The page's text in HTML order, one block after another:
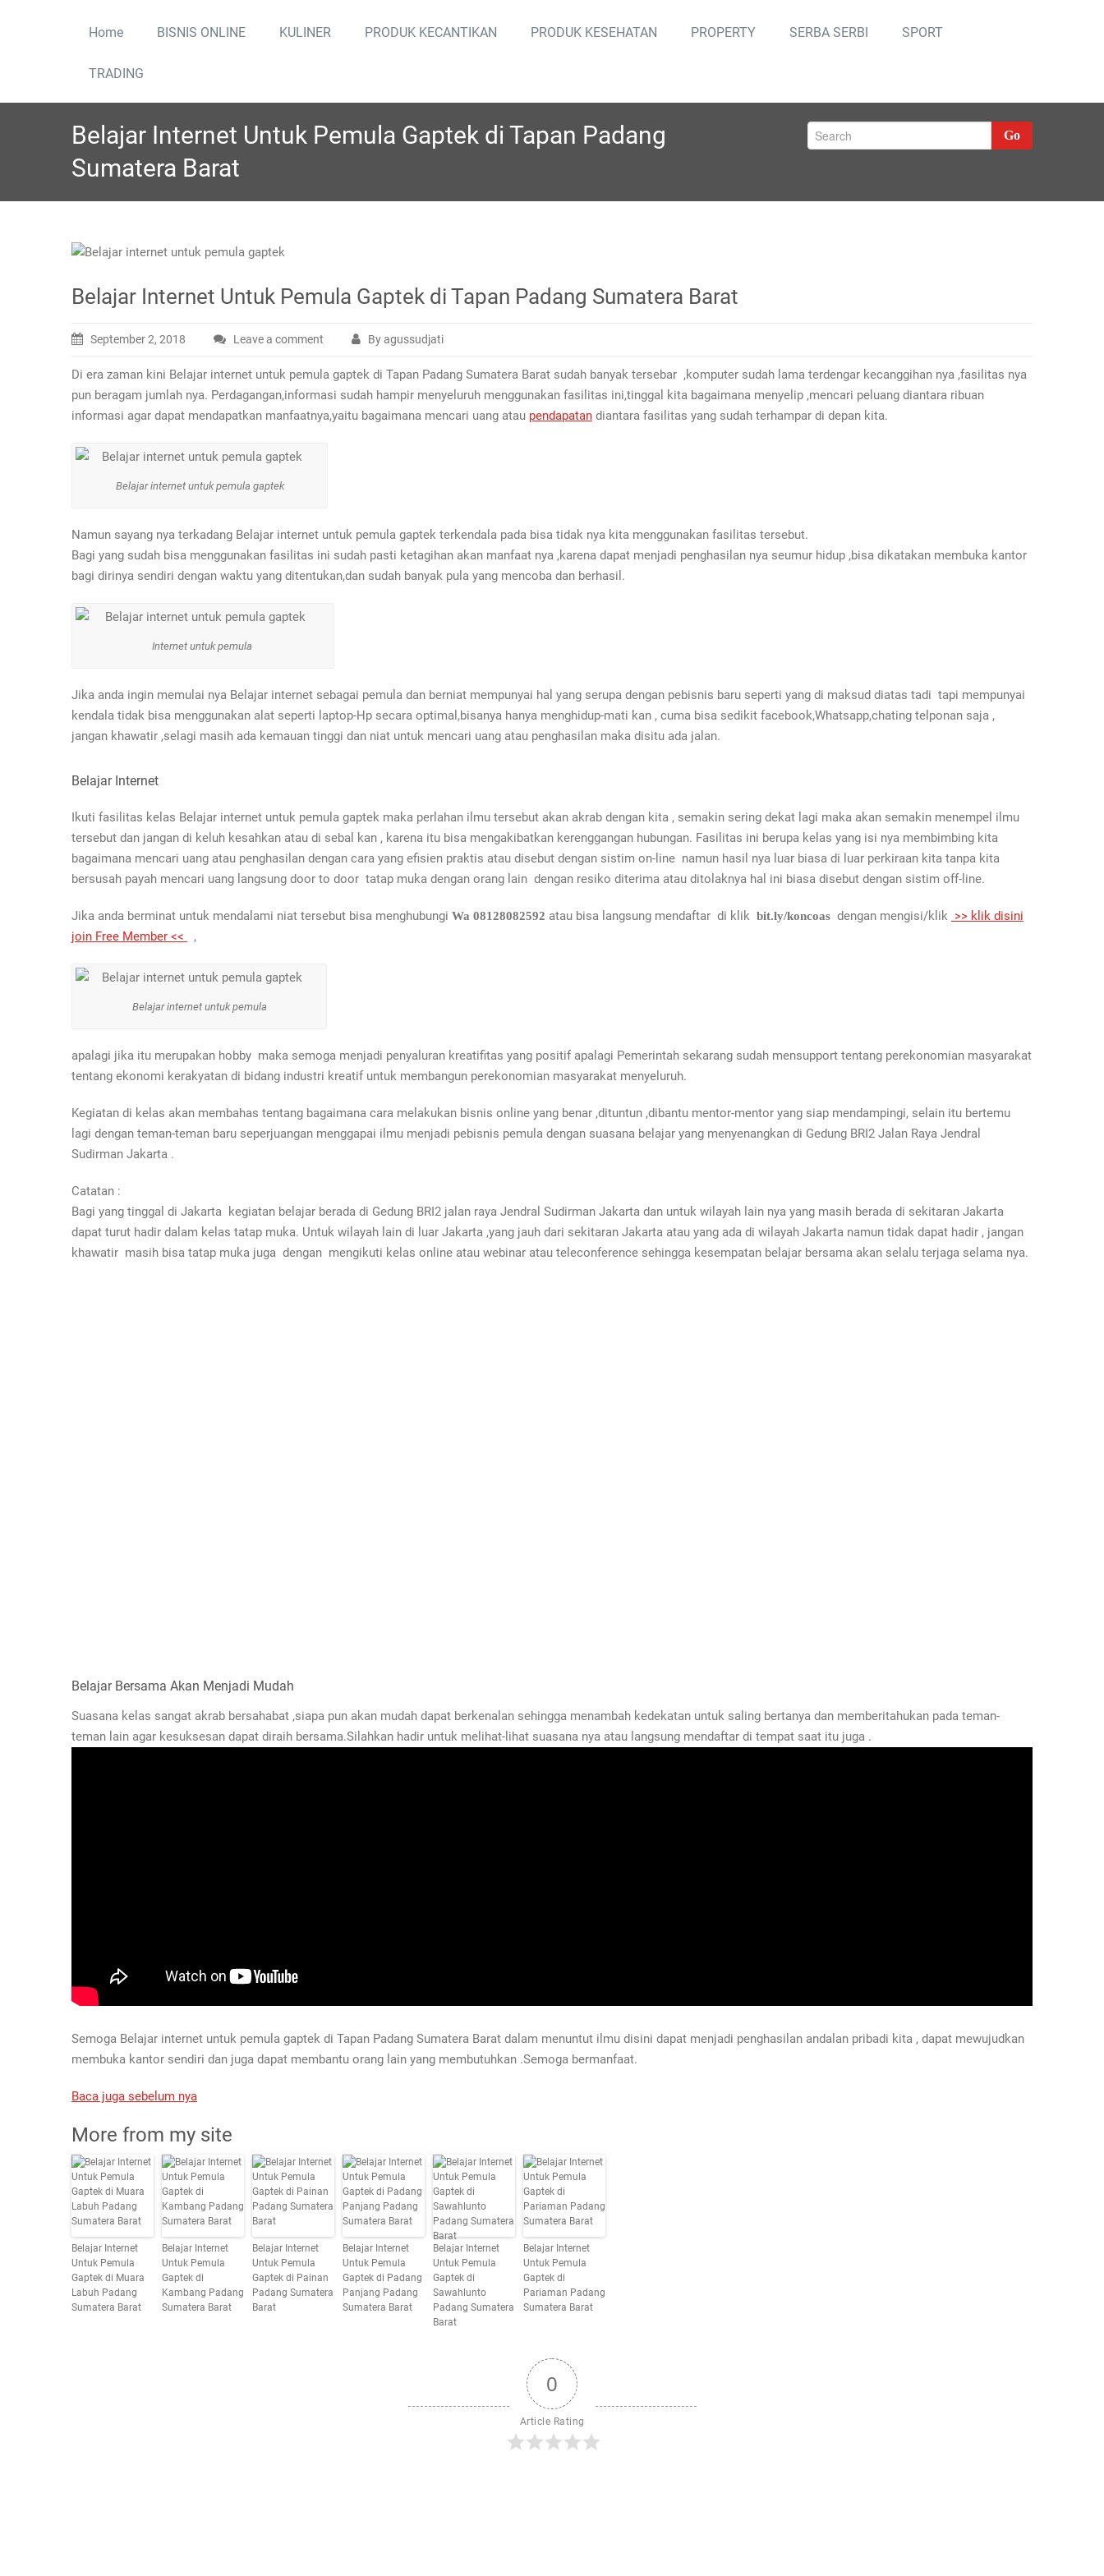
Home BISNIS ONLINE KULINER PRODUK KECANTIKAN PRODUK KESEHATAN PROPERTY SERBA SERBI SPORT
TRADING
Belajar Internet Untuk Pemula Gaptek di Tapan Padang
Sumatera Barat
Go
Belajar Internet Untuk Pemula Gaptek di Tapan Padang Sumatera Barat
September 2, 2018 Leave a comment By agussudjati
Di era zaman kini Belajar internet untuk pemula gaptek di Tapan Padang Sumatera Barat sudah banyak tersebar ,komputer sudah lama terdengar kecanggihan nya ,fasilitas nya
pun beragam jumlah nya. Perdagangan,informasi sudah hampir menyeluruh menggunakan fasilitas ini,tinggal kita bagaimana menyelip ,mencari peluang diantara ribuan
informasi agar dapat mendapatkan manfaatnya,yaitu bagaimana mencari uang atau pendapatan diantara fasilitas yang sudah terhampar di depan kita.
Belajar internet untuk pemula gaptek
Namun sayang nya terkadang Belajar internet untuk pemula gaptek terkendala pada bisa tidak nya kita menggunakan fasilitas tersebut.
Bagi yang sudah bisa menggunakan fasilitas ini sudah pasti ketagihan akan manfaat nya ,karena dapat menjadi penghasilan nya seumur hidup ,bisa dikatakan membuka kantor
bagi dirinya sendiri dengan waktu yang ditentukan,dan sudah banyak pula yang mencoba dan berhasil.
Internet untuk pemula
Jika anda ingin memulai nya Belajar internet sebagai pemula dan berniat mempunyai hal yang serupa dengan pebisnis baru seperti yang di maksud diatas tadi tapi mempunyai
kendala tidak bisa menggunakan alat seperti laptop-Hp secara optimal,bisanya hanya menghidup-mati kan , cuma bisa sedikit facebook,Whatsapp,chating telponan saja ,
jangan khawatir ,selagi masih ada kemauan tinggi dan niat untuk mencari uang atau penghasilan maka disitu ada jalan.
Belajar Internet
Ikuti fasilitas kelas Belajar internet untuk pemula gaptek maka perlahan ilmu tersebut akan akrab dengan kita , semakin sering dekat lagi maka akan semakin menempel ilmu
tersebut dan jangan di keluh kesahkan atau di sebal kan , karena itu bisa mengakibatkan kerenggangan hubungan. Fasilitas ini berupa kelas yang isi nya membimbing kita
bagaimana mencari uang atau penghasilan dengan cara yang efisien praktis atau disebut dengan sistim on-line namun hasil nya luar biasa di luar perkiraan kita tanpa kita
bersusah payah mencari uang langsung door to door tatap muka dengan orang lain dengan resiko diterima atau ditolaknya hal ini biasa disebut dengan sistim off-line.
Jika anda berminat untuk mendalami niat tersebut bisa menghubungi Wa 08128082592 atau bisa langsung mendaftar di klik bit.ly/koncoas dengan mengisi/klik >> klik disini
join Free Member <<
,
Belajar internet untuk pemula
apalagi jika itu merupakan hobby maka semoga menjadi penyaluran kreatifitas yang positif apalagi Pemerintah sekarang sudah mensupport tentang perekonomian masyarakat
tentang ekonomi kerakyatan di bidang industri kreatif untuk membangun perekonomian masyarakat menyeluruh.
Kegiatan di kelas akan membahas tentang bagaimana cara melakukan bisnis online yang benar ,dituntun ,dibantu mentor-mentor yang siap mendampingi, selain itu bertemu
lagi dengan teman-teman baru seperjuangan menggapai ilmu menjadi pebisnis pemula dengan suasana belajar yang menyenangkan di Gedung BRI2 Jalan Raya Jendral
Sudirman Jakarta .
Catatan :
Bagi yang tinggal di Jakarta kegiatan belajar berada di Gedung BRI2 jalan raya Jendral Sudirman Jakarta dan untuk wilayah lain nya yang masih berada di sekitaran Jakarta
dapat turut hadir dalam kelas tatap muka. Untuk wilayah lain di luar Jakarta ,yang jauh dari sekitaran Jakarta atau yang ada di wilayah Jakarta namun tidak dapat hadir , jangan
khawatir masih bisa tatap muka juga dengan mengikuti kelas online atau webinar atau teleconference sehingga kesempatan belajar bersama akan selalu terjaga selama nya.
Belajar Bersama Akan Menjadi Mudah
Suasana kelas sangat akrab bersahabat ,siapa pun akan mudah dapat berkenalan sehingga menambah kedekatan untuk saling bertanya dan memberitahukan pada teman-
teman lain agar kesuksesan dapat diraih bersama.Silahkan hadir untuk melihat-lihat suasana nya atau langsung mendaftar di tempat saat itu juga .
Semoga Belajar internet untuk pemula gaptek di Tapan Padang Sumatera Barat dalam menuntut ilmu disini dapat menjadi penghasilan andalan pribadi kita , dapat mewujudkan
membuka kantor sendiri dan juga dapat membantu orang lain yang membutuhkan .Semoga bermanfaat.
Baca juga sebelum nya
More from my site
Belajar Internet
Untuk Pemula
Gaptek di Muara
Labuh Padang
Sumatera Barat
Belajar Internet
Untuk Pemula
Gaptek di
Kambang Padang
Sumatera Barat
Belajar Internet
Untuk Pemula
Gaptek di Painan
Padang Sumatera
Barat
Belajar Internet
Untuk Pemula
Gaptek di Padang
Panjang Padang
Sumatera Barat
Belajar Internet
Untuk Pemula
Gaptek di
Sawahlunto
Padang Sumatera
Barat
Belajar Internet
Untuk Pemula
Gaptek di
Pariaman Padang
Sumatera Barat
0
Article Rating